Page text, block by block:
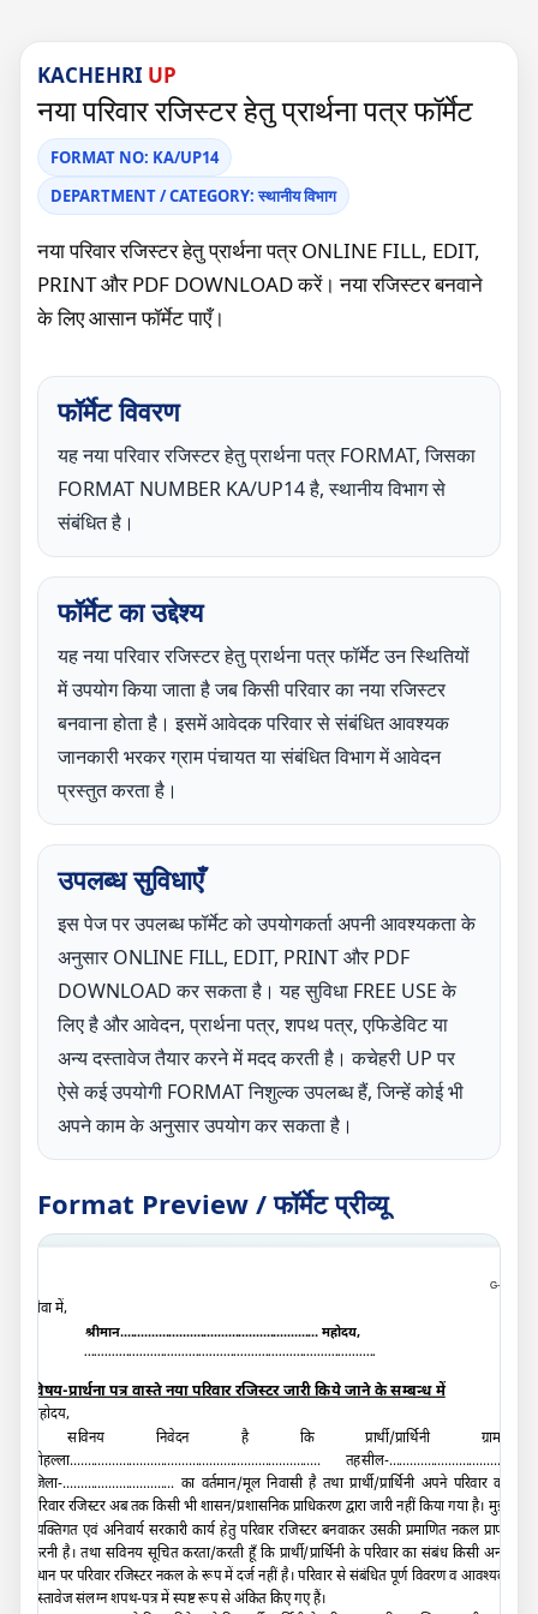
KACHEHRI UP
नया परिवार रजिस्टर हेतु प्रार्थना पत्र फॉर्मेट
FORMAT NO: KA/UP14
DEPARTMENT / CATEGORY: स्थानीय विभाग
नया परिवार रजिस्टर हेतु प्रार्थना पत्र ONLINE FILL, EDIT,
PRINT और PDF DOWNLOAD करें। नया रजिस्टर बनवाने
के लिए आसान फॉर्मेट पाएँ।
फॉर्मेट विवरण
यह नया परिवार रजिस्टर हेतु प्रार्थना पत्र FORMAT, जिसका
FORMAT NUMBER KA/UP14 है, स्थानीय विभाग से
संबंधित है।
फॉर्मेट का उद्देश्य
यह नया परिवार रजिस्टर हेतु प्रार्थना पत्र फॉर्मेट उन स्थितियों
में उपयोग किया जाता है जब किसी परिवार का नया रजिस्टर
बनवाना होता है। इसमें आवेदक परिवार से संबंधित आवश्यक
जानकारी भरकर ग्राम पंचायत या संबंधित विभाग में आवेदन
प्रस्तुत करता है।
उपलब्ध सुविधाएँ
इस पेज पर उपलब्ध फॉर्मेट को उपयोगकर्ता अपनी आवश्यकता के
अनुसार ONLINE FILL, EDIT, PRINT और PDF
DOWNLOAD कर सकता है। यह सुविधा FREE USE के
लिए है और आवेदन, प्रार्थना पत्र, शपथ पत्र, एफिडेविट या
अन्य दस्तावेज तैयार करने में मदद करती है। कचेहरी UP पर
ऐसे कई उपयोगी FORMAT निशुल्क उपलब्ध हैं, जिन्हें कोई भी
अपने काम के अनुसार उपयोग कर सकता है।
Format Preview / फॉर्मेट प्रीव्यू
G-B
सेवा में,
श्रीमान......................................................... महोदय,
....................................................................................
विषय-प्रार्थना पत्र वास्ते नया परिवार रजिस्टर जारी किये जाने के सम्बन्ध में
महोदय,
सविनय निवेदन है कि प्रार्थी/प्रार्थिनी ग्राम/
मोहल्ला........................................................................तहसील-..................................
जिला-................................ का वर्तमान/मूल निवासी है तथाप्रार्थी/प्रार्थिनी अपनेपरिवार का
परिवार रजिस्टर अब तक किसी भी शासन/प्रशासनिक प्राधिकरण द्वारा जारी नहीं किया गया है। मुझे
व्यक्तिगत एवं अनिवार्य सरकारी कार्य हेतु परिवार रजिस्टर बनवाकर उसकी प्रमाणित नकल प्राप्त
करनी है। तथा सविनय सूचित करता/करती हूँ कि प्रार्थी/प्रार्थिनी के परिवार का संबंध किसी अन्य
स्थान पर परिवार रजिस्टर नकल के रूप में दर्ज नहीं है। परिवार से संबंधित पूर्ण विवरण व आवश्यक
दस्तावेज संलग्न शपथ-पत्र में स्पष्ट रूप से अंकित किए गए हैं।